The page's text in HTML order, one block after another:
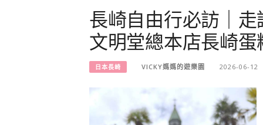
長崎自由行必訪｜
文明堂總本店長崎
日本長崎 VICKY媽媽的遊樂園 2026-06-12